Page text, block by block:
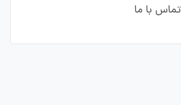
تماس با ما